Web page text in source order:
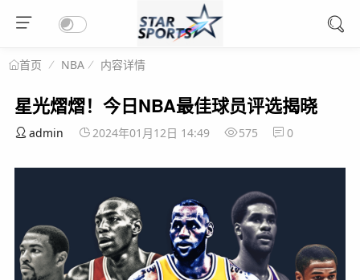
首页 NBA 内容详情
星光熠熠！今日NBA最佳球员评选揭晓
admin 2024年01月12日 14:49 575 0